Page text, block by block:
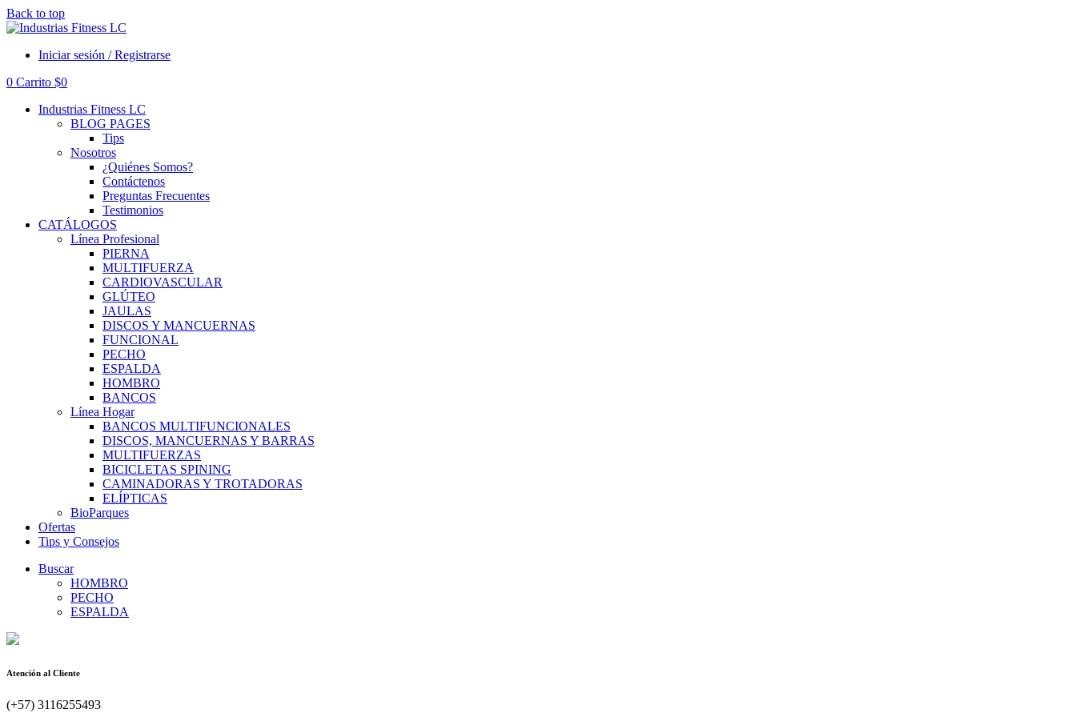
Back to top
Iniciar sesión / Registrarse
0 Carrito $0
Industrias Fitness LC
BLOG PAGES
Tips
Nosotros
¿Quiénes Somos?
Contáctenos
Preguntas Frecuentes
Testimonios
CATÁLOGOS
Línea Profesional
PIERNA
MULTIFUERZA
CARDIOVASCULAR
GLÚTEO
JAULAS
DISCOS Y MANCUERNAS
FUNCIONAL
PECHO
ESPALDA
HOMBRO
BANCOS
Línea Hogar
BANCOS MULTIFUNCIONALES
DISCOS, MANCUERNAS Y BARRAS
MULTIFUERZAS
BICICLETAS SPINING
CAMINADORAS Y TROTADORAS
ELÍPTICAS
BioParques
Ofertas
Tips y Consejos
Buscar
HOMBRO
PECHO
ESPALDA
Atención al Cliente
(+57) 3116255493